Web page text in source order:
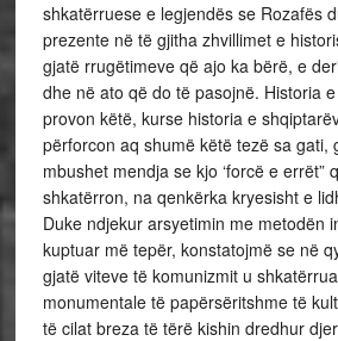
shkatërruese e legjendës se Rozafës
prezente në të gjitha zhvillimet e
gjatë rrugëtimeve që ajo ka bërë, e
dhe në ato që do të pasojnë. Historia
provon këtë, kurse historia e
përforcon aq shumë këtë tezë sa gati,
mbushet mendja se kjo ‘forcë e errët”
shkatërron, na qenkërka kryesisht e
Duke ndjekur arsyetimin me metodën
kuptuar më tepër, konstatojmë se në
gjatë viteve të komunizmit u
monumentale të papërsëritshme të
të cilat breza të tërë kishin dredhur